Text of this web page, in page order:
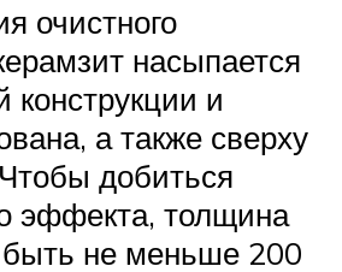
очистного
насыпается
конструкции и
а также сверху
добиться
эффекта, толщина
не меньше 200